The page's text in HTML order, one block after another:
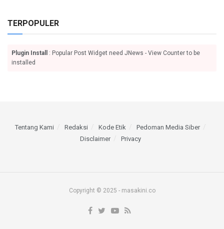
TERPOPULER
Plugin Install
: Popular Post Widget need JNews - View Counter to be
installed
Tentang Kami Redaksi Kode Etik
Pedoman Media Siber
Disclaimer
Privacy
Copyright © 2025 - masakini.co